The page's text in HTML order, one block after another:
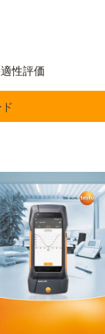
性評価